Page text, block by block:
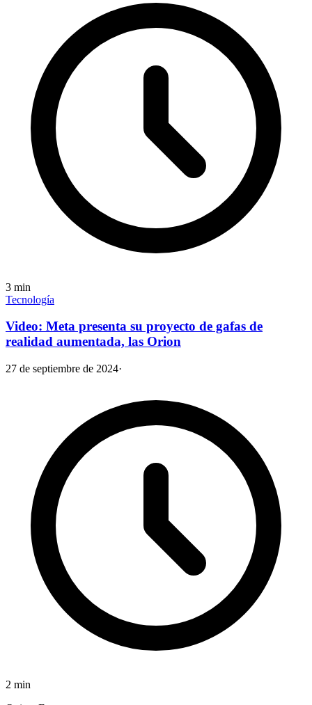
3 min
Tecnología
Video: Meta presenta su proyecto de gafas de
realidad aumentada, las Orion
27 de septiembre de 2024·
2 min